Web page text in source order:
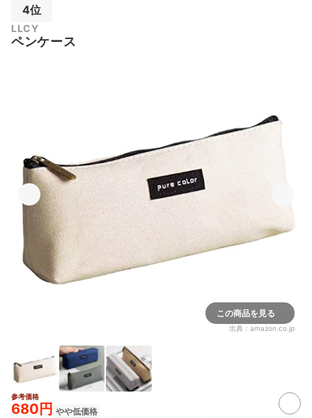
4位
LLCY
ペンケース
この商品を見る
出典： amazon.co.jp
参考価格
680円 やや低価格